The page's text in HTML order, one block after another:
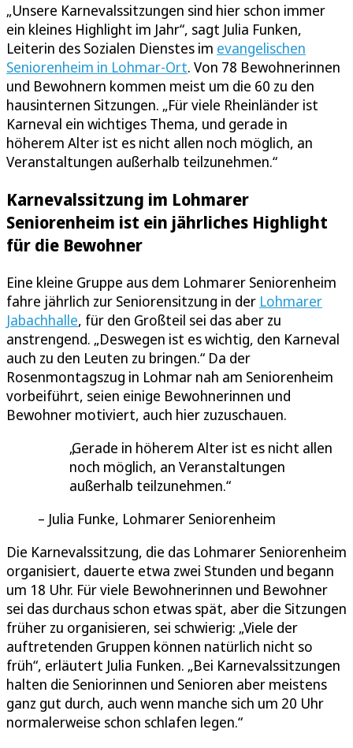
„Unsere Karnevalssitzungen sind hier schon immer
ein kleines Highlight im Jahr“, sagt Julia Funken,
Leiterin des Sozialen Dienstes im evangelischen
Seniorenheim in Lohmar-Ort. Von 78 Bewohnerinnen
und Bewohnern kommen meist um die 60 zu den
hausinternen Sitzungen. „Für viele Rheinländer ist
Karneval ein wichtiges Thema, und gerade in
höherem Alter ist es nicht allen noch möglich, an
Veranstaltungen außerhalb teilzunehmen.“
Karnevalssitzung im Lohmarer
Seniorenheim ist ein jährliches Highlight
für die Bewohner
Eine kleine Gruppe aus dem Lohmarer Seniorenheim
fahre jährlich zur Seniorensitzung in der Lohmarer
Jabachhalle, für den Großteil sei das aber zu
anstrengend. „Deswegen ist es wichtig, den Karneval
auch zu den Leuten zu bringen.“ Da der
Rosenmontagszug in Lohmar nah am Seniorenheim
vorbeiführt, seien einige Bewohnerinnen und
Bewohner motiviert, auch hier zuzuschauen.
Gerade in höherem Alter ist es nicht allen
noch möglich, an Veranstaltungen
außerhalb teilzunehmen.
Julia Funke, Lohmarer Seniorenheim
Die Karnevalssitzung, die das Lohmarer Seniorenheim
organisiert, dauerte etwa zwei Stunden und begann
um 18 Uhr. Für viele Bewohnerinnen und Bewohner
sei das durchaus schon etwas spät, aber die Sitzungen
früher zu organisieren, sei schwierig: „Viele der
auftretenden Gruppen können natürlich nicht so
früh“, erläutert Julia Funken. „Bei Karnevalssitzungen
halten die Seniorinnen und Senioren aber meistens
ganz gut durch, auch wenn manche sich um 20 Uhr
normalerweise schon schlafen legen.“